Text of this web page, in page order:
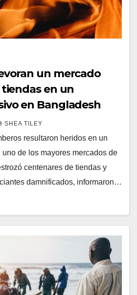
un mercado
en un
en Bangladesh
SHEA TILEY
resultaron heridos en un
de los mayores mercados de
centenares de tiendas y
damnificados, informaron…